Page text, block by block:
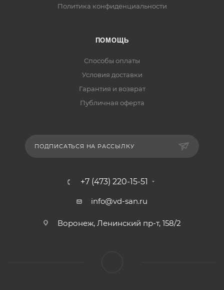
Политика конфиденциальности
ПОМОЩЬ
Способы оплаты
Условия доставки
Гарантия и возврат
Публичная оферта
ПОДПИСАТЬСЯ НА РАССЫЛКУ
+7 (473) 220-15-51
info@vd-san.ru
Воронеж, Ленинский пр-т, 158/2